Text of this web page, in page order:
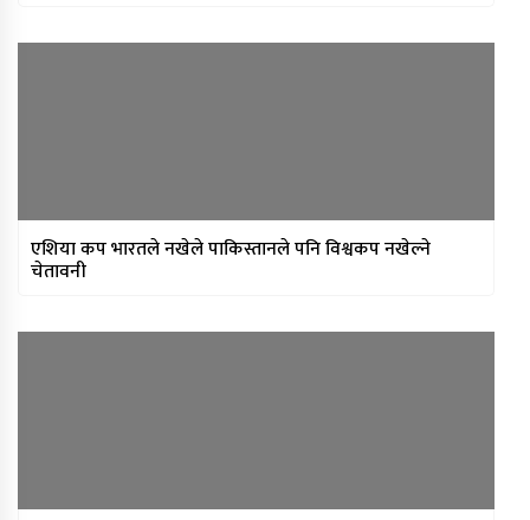
सुकुम्वासीलाई प्रतिपरिवार २५ हजार
पुनर्स्थापना खर्च
नाम सर्वसम्मत अनुमोदन
एशिया कप भारतले नखेले पाकिस्तानले पनि विश्वकप नखेल्ने
चेतावनी